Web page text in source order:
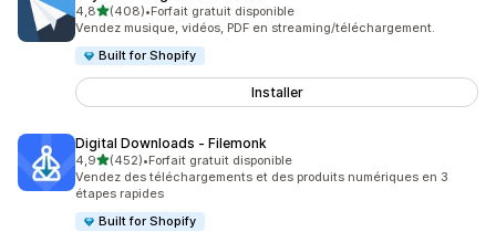
4,8étoile(s) sur 5
(408)
408 avis au total
•Forfait gratuit disponible
Vendez musique, vidéos, PDF en streaming/téléchargement.
Built for Shopify
Installer
Digital Downloads ‑ Filemonk
4,9étoile(s) sur 5
(452)
452 avis au total
•Forfait gratuit disponible
Vendez des téléchargements et des produits numériques en 3
étapes rapides
Built for Shopify